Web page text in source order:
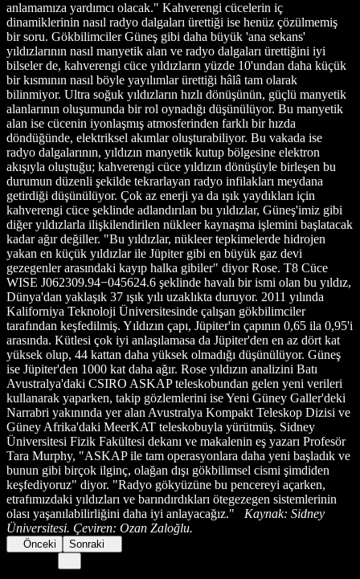
anlamamıza yardımcı olacak." Kahverengi cücelerin iç
dinamiklerinin nasıl radyo dalgaları ürettiği ise henüz çözülmemiş
bir soru. Gökbilimciler Güneş gibi daha büyük 'ana sekans'
yıldızlarının nasıl manyetik alan ve radyo dalgaları ürettiğini iyi
bilseler de, kahverengi cüce yıldızların yüzde 10'undan daha küçük
bir kısmının nasıl böyle yayılımlar ürettiği hâlâ tam olarak
bilinmiyor. Ultra soğuk yıldızların hızlı dönüşünün, güçlü manyetik
alanlarının oluşumunda bir rol oynadığı düşünülüyor. Bu manyetik
alan ise cücenin iyonlaşmış atmosferinden farklı bir hızda
döndüğünde, elektriksel akımlar oluşturabiliyor. Bu vakada ise
radyo dalgalarının, yıldızın manyetik kutup bölgesine elektron
akışıyla oluştuğu; kahverengi cüce yıldızın dönüşüyle birleşen bu
durumun düzenli şekilde tekrarlayan radyo infilakları meydana
getirdiği düşünülüyor. Çok az enerji ya da ışık yaydıkları için
kahverengi cüce şeklinde adlandırılan bu yıldızlar, Güneş'imiz gibi
diğer yıldızlarla ilişkilendirilen nükleer kaynaşma işlemini başlatacak
kadar ağır değiller. "Bu yıldızlar, nükleer tepkimelerde hidrojen
yakan en küçük yıldızlar ile Jüpiter gibi en büyük gaz devi
gezegenler arasındaki kayıp halka gibiler" diyor Rose. T8 Cüce
WISE J062309.94−045624.6 şeklinde havalı bir ismi olan bu yıldız,
Dünya'dan yaklaşık 37 ışık yılı uzaklıkta duruyor. 2011 yılında
Kaliforniya Teknoloji Üniversitesinde çalışan gökbilimciler
tarafından keşfedilmiş. Yıldızın çapı, Jüpiter'in çapının 0,65 ila 0,95'i
arasında. Kütlesi çok iyi anlaşılamasa da Jüpiter'den en az dört kat
yüksek olup, 44 kattan daha yüksek olmadığı düşünülüyor. Güneş
ise Jüpiter'den 1000 kat daha ağır. Rose yıldızın analizini Batı
Avustralya'daki CSIRO ASKAP teleskobundan gelen yeni verileri
kullanarak yaparken, takip gözlemlerini ise Yeni Güney Galler'deki
Narrabri yakınında yer alan Avustralya Kompakt Teleskop Dizisi ve
Güney Afrika'daki MeerKAT teleskobuyla yürütmüş. Sidney
Üniversitesi Fizik Fakültesi dekanı ve makalenin eş yazarı Profesör
Tara Murphy, "ASKAP ile tam operasyonlara daha yeni başladık ve
bunun gibi birçok ilginç, olağan dışı gökbilimsel cismi şimdiden
keşfediyoruz" diyor. "Radyo gökyüzüne bu pencereyi açarken,
etrafımızdaki yıldızları ve barındırdıkları ötegezegen sistemlerinin
olası yaşanılabilirliğini daha iyi anlayacağız." Kaynak: Sidney
Üniversitesi. Çeviren: Ozan Zaloğlu.
Önceki Sonraki